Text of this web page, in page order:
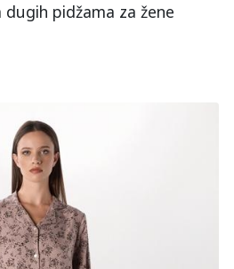
pidžama za žene